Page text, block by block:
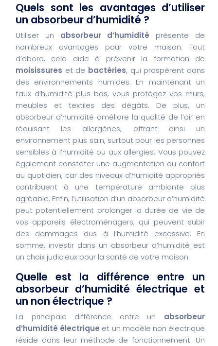
Quels sont les avantages d’utiliser
un absorbeur d’humidité ?
Utiliser un absorbeur d’humidité présente de
nombreux avantages pour votre maison. Tout
d’abord, cela aide à prévenir la formation de
moisissures et de bactéries, qui prospèrent dans
des environnements humides. En maintenant un
taux d’humidité plus bas, vous protégez vos murs,
meubles et textiles des dégâts. De plus, un
absorbeur d’humidité améliore la qualité de l’air en
réduisant les allergènes, offrant ainsi un
environnement plus sain, surtout pour les personnes
sensibles à l’humidité ou aux allergies. Vous pouvez
également constater une augmentation du confort
au quotidien, car des niveaux d’humidité appropriés
contribuent à une température ambiante plus
agréable. Enfin, l’utilisation d’un absorbeur d’humidité
peut potentiellement prolonger la durée de vie de
vos appareils électroménagers, qui peuvent subir
des dommages dus à l’humidité excessive. En
somme, investir dans un absorbeur d’humidité est
un choix judicieux pour la santé de votre maison.
Quelle est la différence entre un
absorbeur d’humidité électrique et
un non électrique ?
La principale différence entre un absorbeur
d’humidité électrique et un modèle non électrique
réside dans leur méthode de fonctionnement. Un